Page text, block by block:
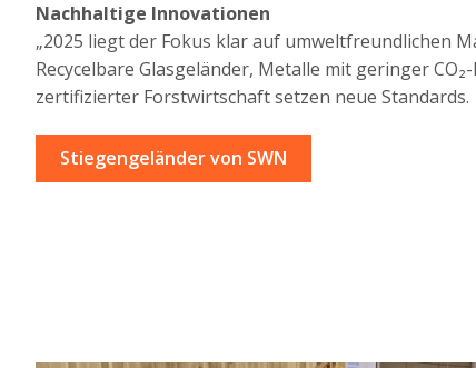
Nachhaltige Innovationen
„2025 liegt der Fokus klar auf umweltfreundlichen
Recycelbare Glasgeländer, Metalle mit geringer
zertifizierter Forstwirtschaft setzen neue Standards.
Stiegengeländer von SWN